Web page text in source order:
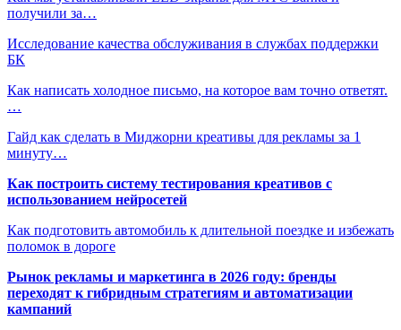
получили за…
Исследование качества обслуживания в службах поддержки
БК
Как написать холодное письмо, на которое вам точно ответят.
…
Гайд как сделать в Миджорни креативы для рекламы за 1
минуту…
Как построить систему тестирования креативов с
использованием нейросетей
Как подготовить автомобиль к длительной поездке и избежать
поломок в дороге
Рынок рекламы и маркетинга в 2026 году: бренды
переходят к гибридным стратегиям и автоматизации
кампаний